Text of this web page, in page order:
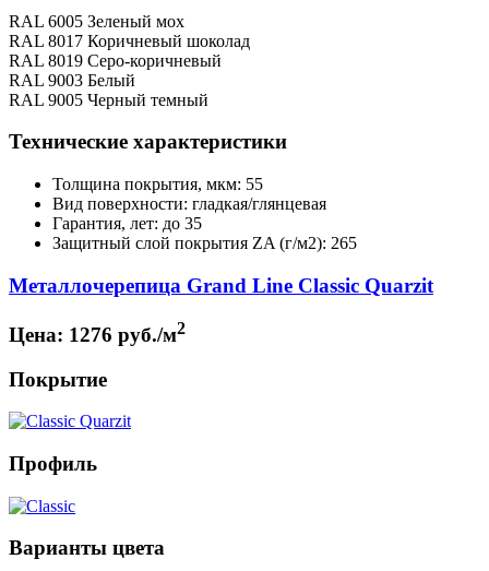
RAL 6005 Зеленый мох
RAL 8017 Коричневый шоколад
RAL 8019 Серо-коричневый
RAL 9003 Белый
RAL 9005 Черный темный
Технические характеристики
Толщина покрытия, мкм: 55
Вид поверхности: гладкая/глянцевая
Гарантия, лет: до 35
Защитный слой покрытия ZA (г/м2): 265
Металлочерепица Grand Line Classic Quarzit
Цена: 1276 руб./м2
Покрытие
Профиль
Варианты цвета